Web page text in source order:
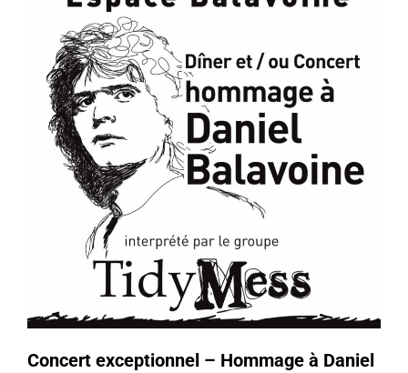
Concert exceptionnel – Hommage à Daniel